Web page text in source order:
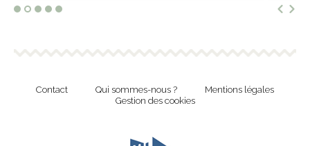
Contact Qui sommes-nous ?
Mentions légales
Gestion des cookies